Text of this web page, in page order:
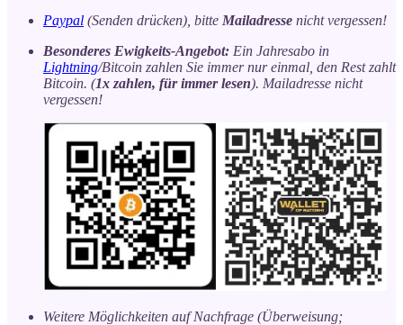
Paypal (Senden drücken), bitte Mailadresse nicht vergessen!
Besonderes Ewigkeits-Angebot: Ein Jahresabo in
Lightning/Bitcoin zahlen Sie immer nur einmal, den Rest zahlt
Bitcoin. (1x zahlen, für immer lesen). Mailadresse nicht
vergessen!
Weitere Möglichkeiten auf Nachfrage (Überweisung;